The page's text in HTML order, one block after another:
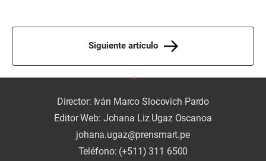
Siguiente artículo
Director: Iván Marco Slocovich Pardo
Editor Web: Johana Liz Ugaz Oscanoa
johana.ugaz@prensmart.pe
Teléfono: (+511) 311 6500